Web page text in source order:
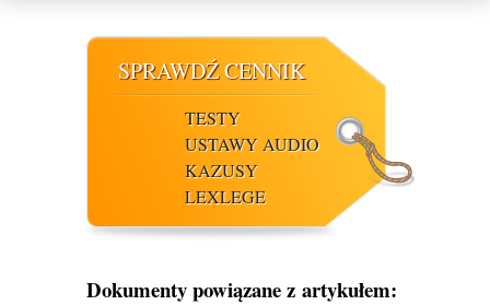
SPRAWDŹ CENNIK
TESTY
USTAWY AUDIO
KAZUSY
LEXLEGE
Dokumenty powiązane z artykułem: